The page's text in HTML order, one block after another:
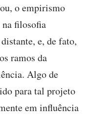
o empirismo
filosofia
e, de fato,
ramos da
Algo de
para tal projeto
em influência